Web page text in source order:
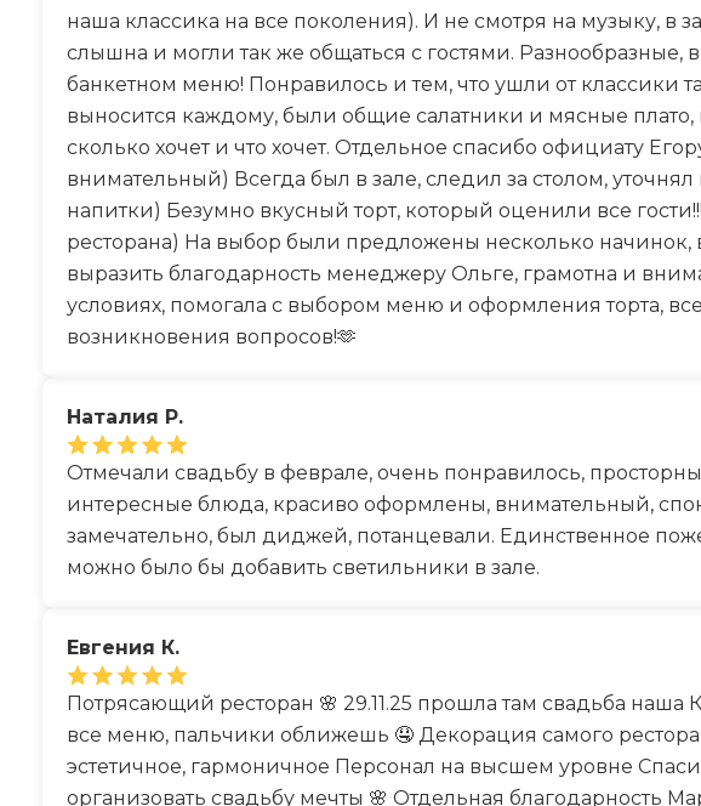
наша классика на все поколения). И не смотря на музыку, в
слышна и могли так же общаться с гостями. Разнообразные,
банкетном меню! Понравилось и тем, что ушли от классики
выносится каждому, были общие салатники и мясные
сколько хочет и что хочет. Отдельное спасибо официату
внимательный) Всегда был в зале, следил за столом,
напитки) Безумно вкусный торт, который оценили все
ресторана) На выбор были предложены несколько начинок,
выразить благодарность менеджеру Ольге, грамотна и
условиях, помогала с выбором меню и оформления торта,
возникновения вопросов!🫶
Наталия Р.
Отмечали свадьбу в феврале, очень понравилось,
интересные блюда, красиво оформлены, внимательный,
замечательно, был диджей, потанцевали. Единственное
можно было бы добавить светильники в зале.
Евгения К.
Потрясающий ресторан 🌸 29.11.25 прошла там свадьба наша
все меню, пальчики оближешь 🤤 Декорация самого
эстетичное, гармоничное Персонал на высшем уровне
организовать свадьбу мечты 🌸 Отдельная благодарность